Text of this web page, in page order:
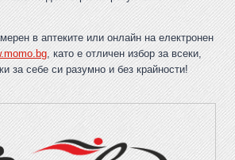
в аптеките или онлайн на електронен
, като е отличен избор за всеки,
за себе си разумно и без крайности!